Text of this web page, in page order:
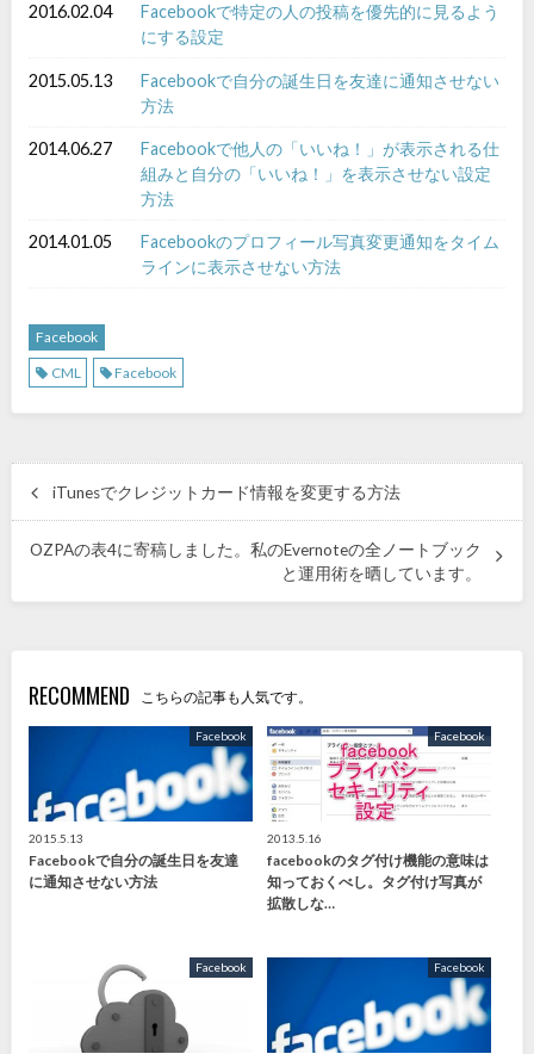
2016.02.04
Facebookで特定の人の投稿を優先的に見るよう
にする設定
2015.05.13
Facebookで自分の誕生日を友達に通知させない
方法
2014.06.27
Facebookで他人の「いいね！」が表示される仕
組みと自分の「いいね！」を表示させない設定
方法
2014.01.05
Facebookのプロフィール写真変更通知をタイム
ラインに表示させない方法
Facebook
CML
Facebook
iTunesでクレジットカード情報を変更する方法
OZPAの表4に寄稿しました。私のEvernoteの全ノートブック
と運用術を晒しています。
RECOMMEND こちらの記事も人気です。
Facebook
2015.5.13
Facebookで自分の誕生日を友達
に通知させない方法
Facebook
2013.5.16
facebookのタグ付け機能の意味は
知っておくべし。タグ付け写真が
拡散しな…
Facebook Facebook